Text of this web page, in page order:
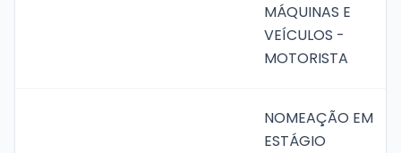
MÁQUINAS E
VEÍCULOS -
MOTORISTA
NOMEAÇÃO EM
ESTÁGIO